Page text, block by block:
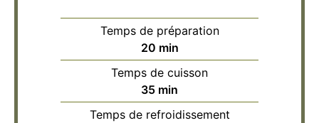
Temps de préparation
20minutes
min
Temps de cuisson
35minutes
min
Temps de refroidissement